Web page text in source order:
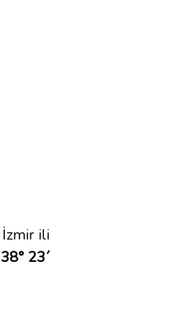
İzmir ili
38° 23´